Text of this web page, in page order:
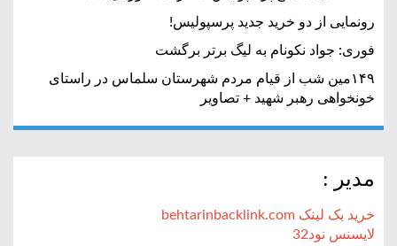
رونمایی از دو خرید جدید پرسپولیس!
فوری: جواد نکونام به لیگ برتر برگشت
۱۴۹مین شب از قیام مردم شهرستان سلماس در راستای
خونخواهی رهبر شهید + تصاویر
مدیر :
خرید بک لینک behtarinbacklink.com
لایسنس نود32